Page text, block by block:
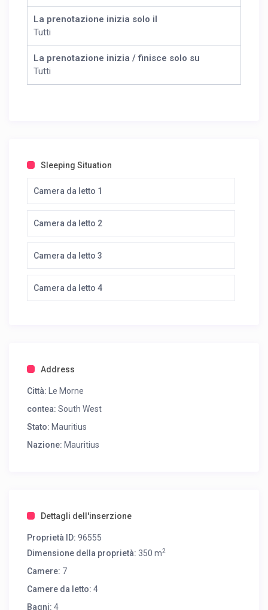
La prenotazione inizia solo il
Tutti
La prenotazione inizia / finisce solo su
Tutti
Sleeping Situation
Camera da letto 1
Camera da letto 2
Camera da letto 3
Camera da letto 4
Address
Città:
Le Morne
contea: South West
Stato: Mauritius
Nazione: Mauritius
Dettagli dell'inserzione
Proprietà ID: 96555
Dimensione della proprietà: 350 m2
Camere: 7
Camere da letto: 4
Bagni: 4